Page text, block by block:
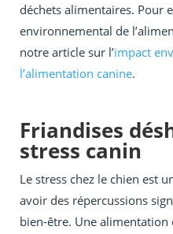
déchets alimentaires. Pour
environnemental de
notre article sur l’impact
l’alimentation canine.
Friandises
stress canin
Le stress chez le chien est
avoir des répercussions
bien-être. Une